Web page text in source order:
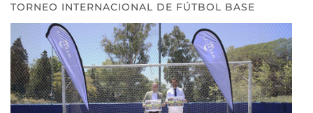
TORNEO INTERNACIONAL DE FÚTBOL BASE